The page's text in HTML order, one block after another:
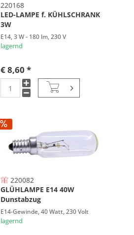
220168
LED-LAMPE f. KÜHLSCHRANK
3W
E14, 3 W - 180 lm, 230 V
lagernd
€ 8,60 *
220082
GLÜHLAMPE E14 40W
Dunstabzug
E14-Gewinde, 40 Watt, 230 Volt
lagernd